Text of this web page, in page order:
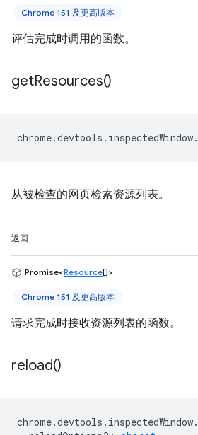
Chrome 151 及更高版本
评估完成时调用的函数。
getResources()
chrome.devtools . inspectedWindow.
从被检查的网页检索资源列表。
返回
Promise<Resource[]>
Chrome 151 及更高版本
请求完成时接收资源列表的函数。
reload()
chrome.devtools . inspectedWindow.